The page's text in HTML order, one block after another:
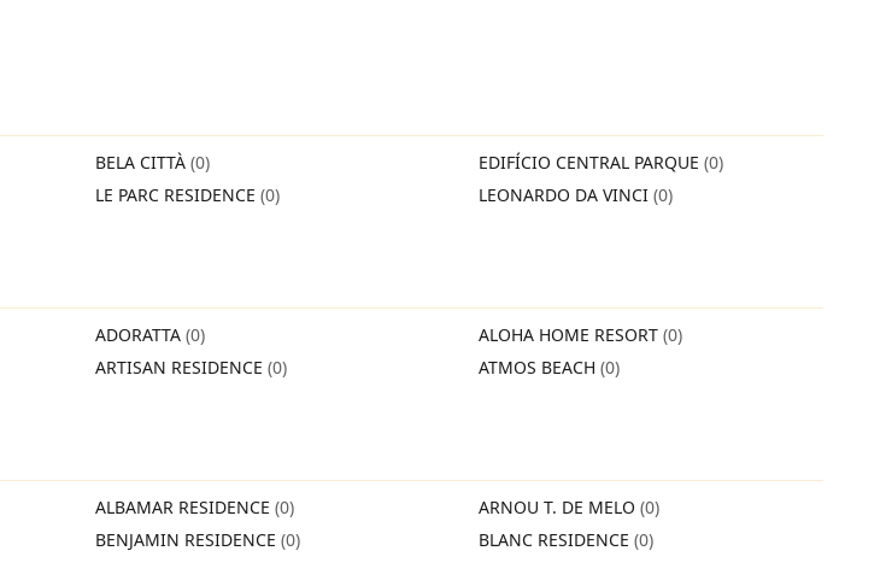
BELA CITTÀ (0) EDIFÍCIO CENTRAL PARQUE (0)
LE PARC RESIDENCE (0) LEONARDO DA VINCI (0)
ADORATTA (0) ALOHA HOME RESORT (0)
ARTISAN RESIDENCE (0) ATMOS BEACH (0)
ALBAMAR RESIDENCE (0) ARNOU T. DE MELO (0)
BENJAMIN RESIDENCE (0) BLANC RESIDENCE (0)